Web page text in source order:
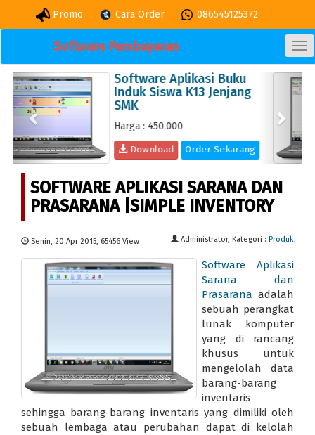
Software Pembayaran
Promo Cara Order 086545125372
Aplikasi Cetak Kartu Pelajar
Di Lengkapi Barcode dan
Harga : 350.000
Download Order Sekarang
Previous Next
SOFTWARE APLIKASI SARANA DAN
PRASARANA |SIMPLE INVENTORY
Senin, 20 Apr 2015, 65456 View Administrator, Kategori : Produk
Software Aplikasi
Sarana dan
Prasarana adalah
sebuah perangkat
lunak komputer
yang di rancang
khusus untuk
mengelolah data
barang-barang
inventaris
sehingga barang-barang inventaris yang dimiliki oleh
sebuah lembaga atau perubahan dapat di kelolah